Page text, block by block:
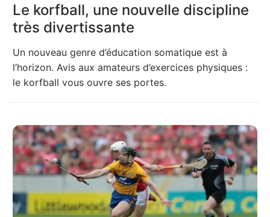
Le korfball, une nouvelle discipline
très divertissante
Un nouveau genre d’éducation somatique est à
l’horizon. Avis aux amateurs d’exercices physiques :
le korfball vous ouvre ses portes.